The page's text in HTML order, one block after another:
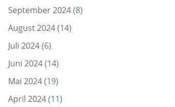
September 2024(8)
August 2024(14)
Juli 2024(6)
Juni 2024(14)
Mai 2024(19)
April 2024(11)